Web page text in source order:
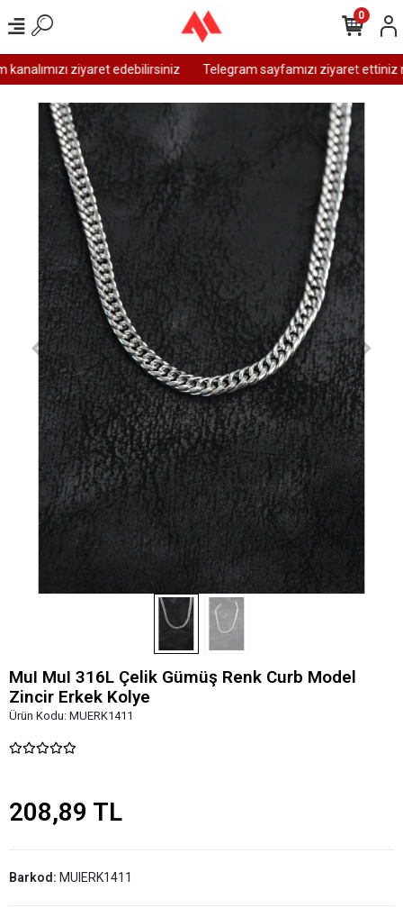
ziyaret edebilirsiniz Telegram sayfamızı ziyaret ettiniz
0
MuI MuI 316L Çelik Gümüş Renk Curb Model
Zincir Erkek Kolye
Ürün Kodu: MUERK1411
208,89 TL
Barkod: MUIERK1411